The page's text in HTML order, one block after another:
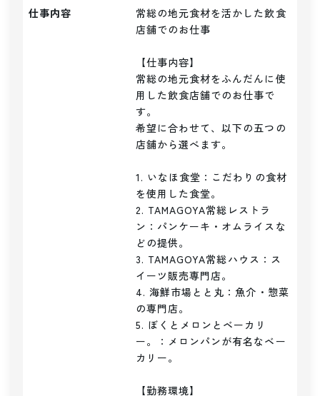
仕事内容
常総の地元食材を活かした飲食
店舗でのお仕事
【仕事内容】
常総の地元食材をふんだんに使
用した飲食店舗でのお仕事で
す。
希望に合わせて、以下の五つの
店舗から選べます。
1. いなほ食堂：こだわりの食材
を使用した食堂。
2. TAMAGOYA常総レストラ
ン：パンケーキ・オムライスな
どの提供。
3. TAMAGOYA常総ハウス：ス
イーツ販売専門店。
4. 海鮮市場とと丸：魚介・惣菜
の専門店。
5. ぼくとメロンとベーカリ
ー。：メロンパンが有名なベー
カリー。
【勤務環境】